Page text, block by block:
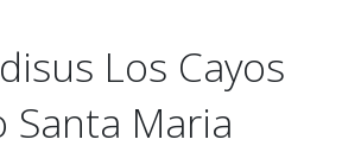
plus"
Los Cayos
Santa Maria